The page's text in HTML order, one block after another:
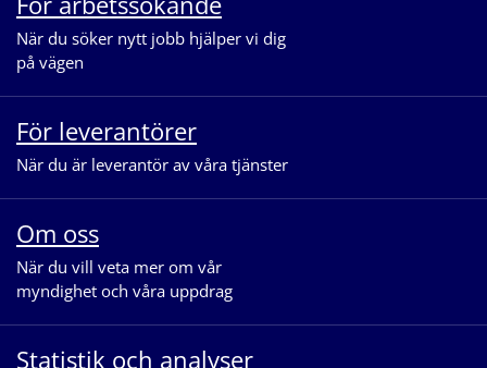
När du söker nytt jobb hjälper vi dig
på vägen
För leverantörer
När du är leverantör av våra tjänster
Om oss
När du vill veta mer om vår
myndighet och våra uppdrag
Statistik och analyser